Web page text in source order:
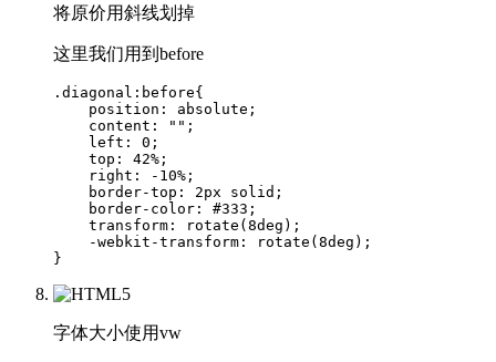
将原价用斜线划掉
这里我们用到before
.diagonal:before{
    position: absolute;
    content: "";
    left: 0;
    top: 42%;
    right: -10%;
    border-top: 2px solid;
    border-color: #333;
    transform: rotate(8deg);
    -webkit-transform: rotate(8deg);
字体大小使用vw